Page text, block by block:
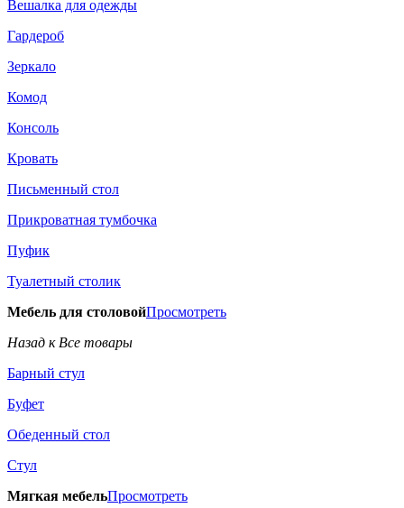
Вешалка для одежды
Гардероб
Зеркало
Комод
Консоль
Кровать
Письменный стол
Прикроватная тумбочка
Пуфик
Туалетный столик
Мебель для столовойПросмотреть
Назад к Все товары
Барный стул
Буфет
Обеденный стол
Стул
Мягкая мебельПросмотреть